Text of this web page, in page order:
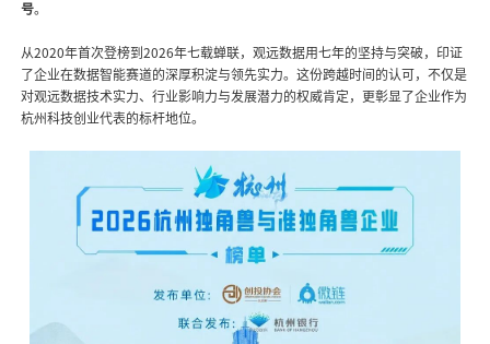
号。
从2020年首次登榜到2026年七载蝉联，观远数据用七年的坚持与突破，印证
了企业在数据智能赛道的深厚积淀与领先实力。这份跨越时间的认可，不仅是
对观远数据技术实力、行业影响力与发展潜力的权威肯定，更彰显了企业作为
杭州科技创业代表的标杆地位。